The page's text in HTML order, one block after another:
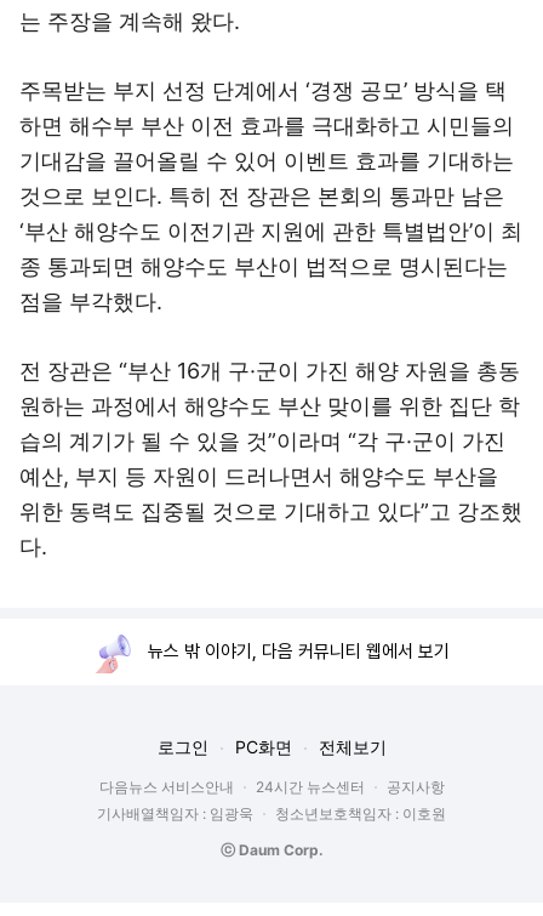
는 주장을 계속해 왔다.
주목받는 부지 선정 단계에서 ‘경쟁 공모’ 방식을 택
하면 해수부 부산 이전 효과를 극대화하고 시민들의
기대감을 끌어올릴 수 있어 이벤트 효과를 기대하는
것으로 보인다. 특히 전 장관은 본회의 통과만 남은
‘부산 해양수도 이전기관 지원에 관한 특별법안’이 최
종 통과되면 해양수도 부산이 법적으로 명시된다는
점을 부각했다.
전 장관은 “부산 16개 구·군이 가진 해양 자원을 총동
원하는 과정에서 해양수도 부산 맞이를 위한 집단 학
습의 계기가 될 수 있을 것”이라며 “각 구·군이 가진
예산, 부지 등 자원이 드러나면서 해양수도 부산을
위한 동력도 집중될 것으로 기대하고 있다”고 강조했
다.
뉴스 밖 이야기, 다음 커뮤니티 웹에서 보기
로그인 PC화면 전체보기
다음뉴스 서비스안내 24시간 뉴스센터
공지사항
기사배열책임자 : 임광욱
청소년보호책임자 : 이호원
ⓒ Daum Corp.